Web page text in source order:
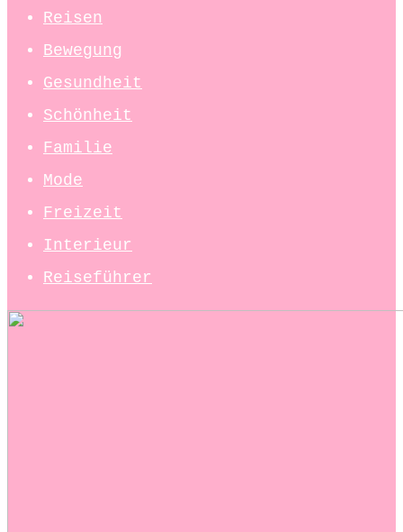
Reisen
Bewegung
Gesundheit
Schönheit
Familie
Mode
Freizeit
Interieur
Reiseführer